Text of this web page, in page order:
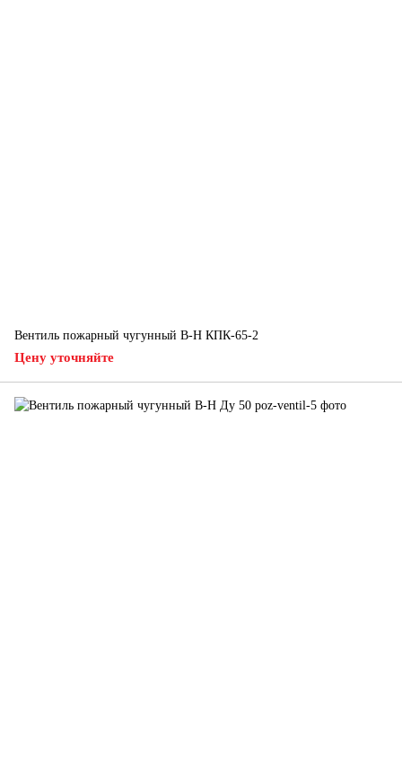
Вентиль пожарный чугунный В-Н КПК-65-2
Цену уточняйте